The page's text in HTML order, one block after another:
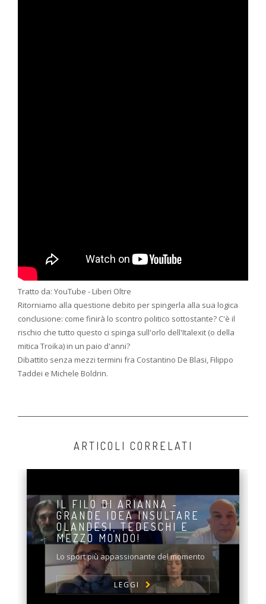
Tratto da: YouTube - Liberi Oltre
Ritorniamo alla questione debito per spingerla alla sua logica
conclusione: come finirà lo scontro politico sottostante? C'è il
rischio che tutto questo ci spinga sull'orlo dell'Italexit (o della
mitica Troika) in un paio d'anni?
Dibattito senza mezzi termini fra Costantino De Blasi, Filippo
Taddei e Michele Boldrin.
ARTICOLI CORRELATI
IL FILO DI ARIANNA -
GRANDE IDEA INSULTARE
OLANDESI, TEDESCHI E
MEZZO MONDO!
Lo sport più appassionante del momento
LEGGI